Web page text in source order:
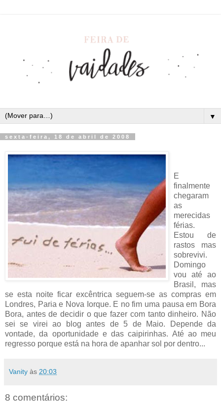
▼
sexta-feira, 18 de abril de 2008
E
finalmente
chegaram
as
merecidas
férias.
Estou de
rastos mas
sobrevivi.
Domingo
vou até ao
Brasil, mas
se esta noite ficar excêntrica seguem-se as compras em
Londres, Paria e Nova Iorque. E no fim uma pausa em Bora
Bora, antes de decidir o que fazer com tanto dinheiro. Não
sei se virei ao blog antes de 5 de Maio. Depende da
vontade, da oportunidade e das caipirinhas. Até ao meu
regresso porque está na hora de apanhar sol por dentro...
Vanity às 20:03
8 comentários: